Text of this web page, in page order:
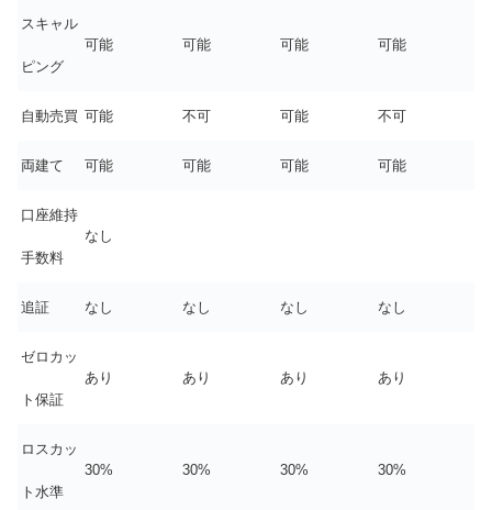
スキャル
ピング
可能 可能 可能 可能
自動売買 可能 不可 可能 不可
両建て 可能 可能 可能 可能
口座維持
手数料
なし
追証 なし なし なし なし
ゼロカッ
ト保証
あり あり あり あり
ロスカッ
ト水準
30% 30% 30% 30%